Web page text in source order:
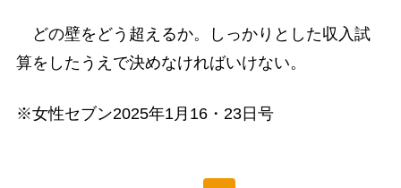
どの壁をどう超えるか。しっかりとした収入試
算をしたうえで決めなければいけない。
※女性セブン2025年1月16・23日号